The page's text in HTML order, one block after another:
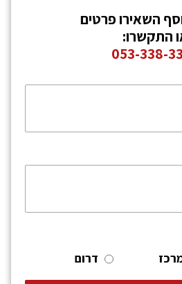
השאירו פרטים
התקשרו:
053-338-
דרום